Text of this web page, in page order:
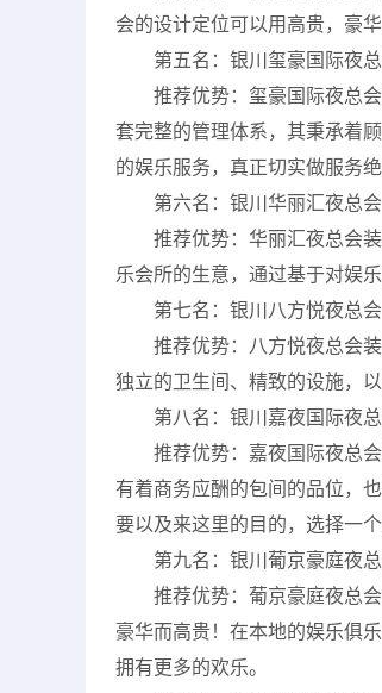
会的设计定位可以用高贵，豪
第五名：银川玺豪国际夜
推荐优势：玺豪国际夜总
套完整的管理体系，其秉承着
的娱乐服务，真正切实做服务
第六名：银川华丽汇夜总会
推荐优势：华丽汇夜总会
乐会所的生意，通过基于对娱
第七名：银川八方悦夜总会
推荐优势：八方悦夜总会
独立的卫生间、精致的设施，
第八名：银川嘉夜国际夜
推荐优势：嘉夜国际夜总
有着商务应酬的包间的品位，
要以及来这里的目的，选择一
第九名：银川葡京豪庭夜
推荐优势：葡京豪庭夜总
豪华而高贵！在本地的娱乐俱
拥有更多的欢乐。